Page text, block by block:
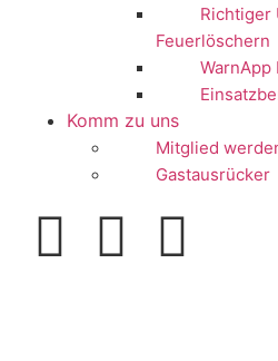
Richtiger
Feuerlöschern
WarnApp
Komm zu uns
Mitglied
Gastausrücker